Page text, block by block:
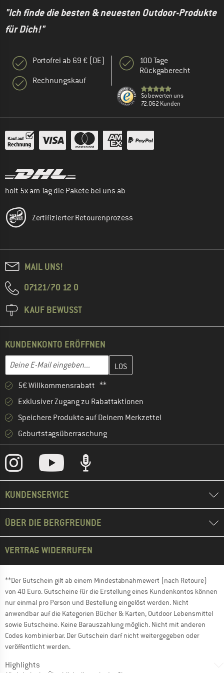
"Ich finde die besten & neuesten Outdoor-Produkte
für Dich!"
Portofrei ab 69 € (DE)
Rechnungskauf
100 Tage
Rückgaberecht
So bewerten uns
72.062 Kunden
holt 5x am Tag die Pakete bei uns ab
Zertifizierter Retourenprozess
MAIL UNS!
07121/70 12 0
KAUF BEWUSST
KUNDENKONTO ERÖFFNEN
E-Mail-Adresse
Gib hier deine E-Mail-Adresse ein und erstelle im nächsten
5€ Willkommensrabatt **
Exklusiver Zugang zu Rabattaktionen
Speichere Produkte auf Deinem Merkzettel
Geburtstagsüberraschung
KUNDENSERVICE
ÜBER DIE BERGFREUNDE
VERTRAG WIDERRUFEN
**Der Gutschein gilt ab einem Mindestabnahmewert (nach Retoure)
von 40 Euro. Gutscheine für die Erstellung eines Kundenkontos können
nur einmal pro Person und Bestellung eingelöst werden. Nicht
anwendbar auf die Kategorien Bücher & Karten, Outdoor Lebensmittel
sowie Gutscheine. Keine Barauszahlung möglich. Nicht mit anderen
Codes kombinierbar. Der Gutschein darf nicht weitergegeben oder
veröffentlicht werden.
Highlights